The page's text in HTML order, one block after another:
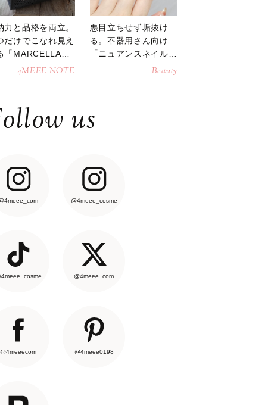
力と品格を両立。
だけでこなれ見え
「MARCELLAト
バッグ」
4MEEE NOTE
悪目立ちせず垢抜け
る。不器用さん向け
「ニュアンスネイル」
Beauty
us
@4meee_cosme
@4meee_com
@4meeecom @4meee0198